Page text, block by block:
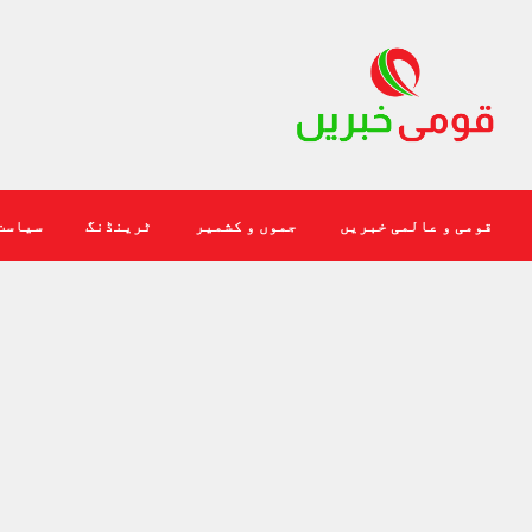
ٹرینڈنگ جموں و کشمیر قومی و عالمی خبریں